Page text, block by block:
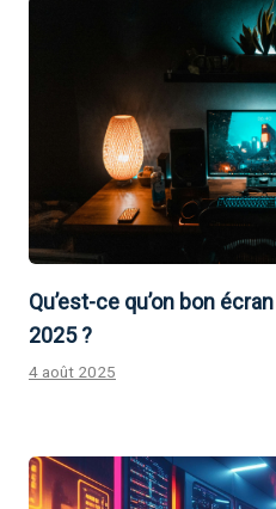
Qu’est-ce qu’on bon
2025 ?
4 août 2025